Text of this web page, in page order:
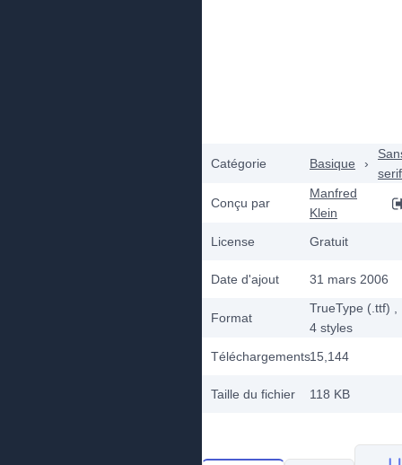
Catégorie Basique ›
serif
Conçu par
Manfred
Klein
License
Gratuit
Date d'ajout 31 mars 2006
Format
TrueType (.ttf)
4 styles
Téléchargements15,144
Taille du fichier 118 KB